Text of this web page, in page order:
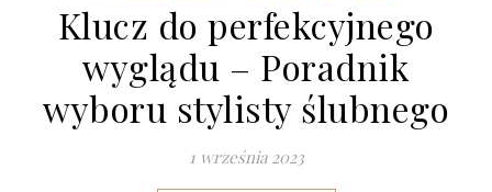
Klucz do perfekcyjnego
wyglądu – Poradnik
wyboru stylisty ślubnego
1 września 2023